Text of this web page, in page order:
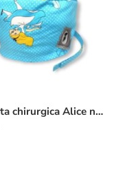
Cuffietta chirurgica Alice nel Paese delle Meraviglie turchese